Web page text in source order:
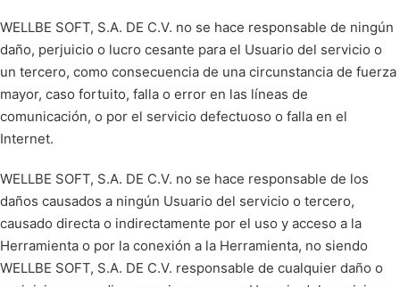
WELLBE SOFT, S.A. DE C.V. no se hace responsable de ningún
daño, perjuicio o lucro cesante para el Usuario del servicio o
un tercero, como consecuencia de una circunstancia de fuerza
mayor, caso fortuito, falla o error en las líneas de
comunicación, o por el servicio defectuoso o falla en el
Internet.
WELLBE SOFT, S.A. DE C.V. no se hace responsable de los
daños causados a ningún Usuario del servicio o tercero,
causado directa o indirectamente por el uso y acceso a la
Herramienta o por la conexión a la Herramienta, no siendo
WELLBE SOFT, S.A. DE C.V. responsable de cualquier daño o